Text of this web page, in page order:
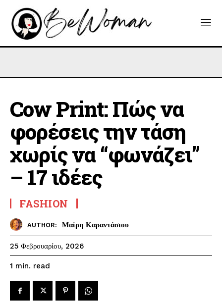
Cow Print: Πώς να
φορέσεις την τάση
χωρίς να “φωνάζει”
– 17 ιδέες
FASHION
AUTHOR: Μαίρη Καραντάσιου
25 Φεβρουαρίου, 2026
1 min. read